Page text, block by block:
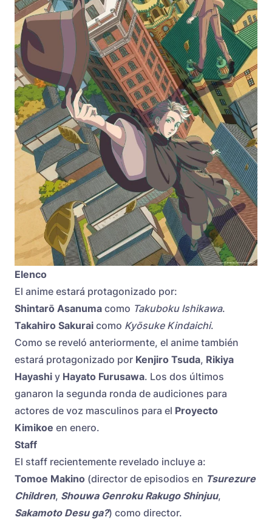
Elenco
El anime estará protagonizado por:
Shintarō Asanuma como Takuboku Ishikawa.
Takahiro Sakurai como Kyōsuke Kindaichi.
Como se reveló anteriormente, el anime también
estará protagonizado por Kenjiro Tsuda, Rikiya
Hayashi y Hayato Furusawa. Los dos últimos
ganaron la segunda ronda de audiciones para
actores de voz masculinos para el Proyecto
Kimikoe en enero.
Staff
El staff recientemente revelado incluye a:
Tomoe Makino (director de episodios en Tsurezure
Children, Shouwa Genroku Rakugo Shinjuu,
Sakamoto Desu ga?) como director.